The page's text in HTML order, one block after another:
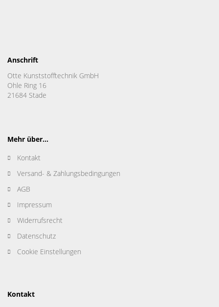
Anschrift
Otte Kunststofftechnik GmbH
Ohle Ring 16
21684 Stade
Mehr über...
Kontakt
Versand- & Zahlungsbedingungen
AGB
Impressum
Widerrufsrecht
Datenschutz
Cookie Einstellungen
Kontakt